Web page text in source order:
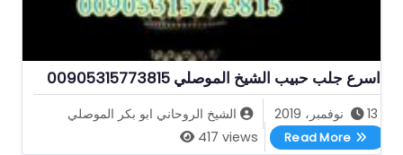
اسرع جلب حبيب الشيخ الموصلي 00905315773815
13 نوفمبر، 2019
الشيخ الروحاني ابو بكر الموصلي
417 views
Read More
اسرع جلب حبيب الشيخ الموصلي 00905315773815